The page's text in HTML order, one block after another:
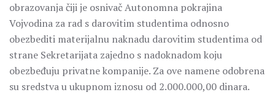
obrazovanja čiji je osnivač Autonomna pokrajina
Vojvodina za rad s darovitim studentima odnosno
obezbediti materijalnu naknadu darovitim studentima od
strane Sekretarijata zajedno s nadoknadom koju
obezbeđuju privatne kompanije. Za ove namene odobrena
su sredstva u ukupnom iznosu od 2.000.000,00 dinara.